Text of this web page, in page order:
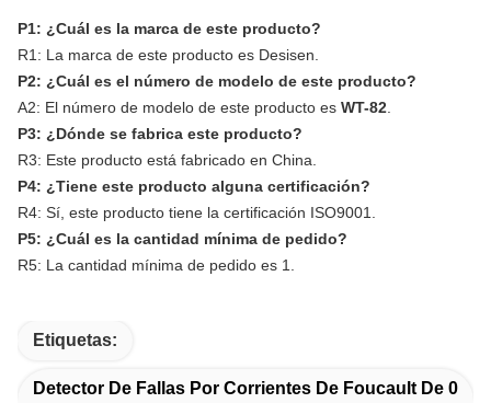
P1: ¿Cuál es la marca de este producto?
R1: La marca de este producto es Desisen.
P2: ¿Cuál es el número de modelo de este producto?
A2: El número de modelo de este producto es WT-82
P3: ¿Dónde se fabrica este producto?
R3: Este producto está fabricado en China.
P4: ¿Tiene este producto alguna certificación?
R4: Sí, este producto tiene la certificación ISO9001.
P5: ¿Cuál es la cantidad mínima de pedido?
R5: La cantidad mínima de pedido es 1.
Etiquetas:
Detector De Fallas Por Corrientes De Foucault De 0